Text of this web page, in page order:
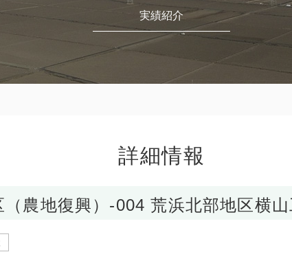
実績紹介
詳細情報
農地復興）-004 荒浜北部地区横